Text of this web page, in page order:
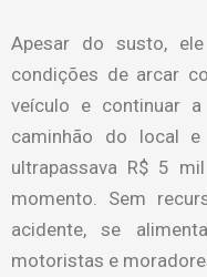
Apesar do susto,
condições de arcar
veículo e continuar
caminhão do local
ultrapassava R$ 5
momento. Sem
acidente, se
motoristas e